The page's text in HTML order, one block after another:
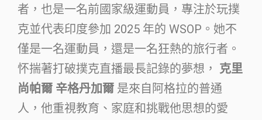
者，也是一名前國家級運動員，專注於玩撲
克並代表印度參加 2025 年的 WSOP。她不
僅是一名運動員，還是一名狂熱的旅行者。
怀揣著打破撲克直播最長記錄的夢想， 克里
尚帕爾 辛格丹加爾 是來自阿格拉的普通
人，他重視教育、家庭和挑戰他思想的愛